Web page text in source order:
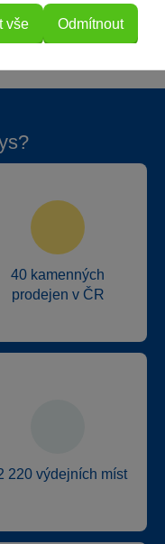
40 kamenných
prodejen v ČR
220 výdejních míst
Odmítnout
vše